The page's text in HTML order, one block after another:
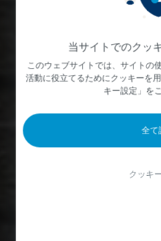
当サイトでのクッ
このウェブサイトでは、サイトの
活動に役立てるためにクッキーを
キー設定」を
全て
クッキ